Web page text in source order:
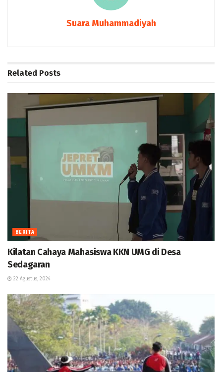
Suara Muhammadiyah
Related Posts
BERITA
Kilatan Cahaya Mahasiswa KKN UMG di Desa
Sedagaran
22 Agustus, 2024